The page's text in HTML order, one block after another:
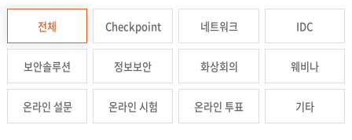
전체 Checkpoint 네트워크 IDC
보안솔루션 정보보안 화상회의 웨비나
온라인 설문 온라인 시험 온라인 투표 기타